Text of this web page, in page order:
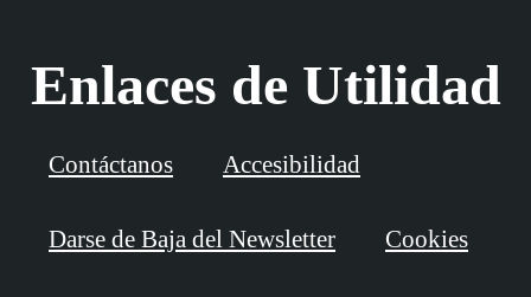
Enlaces de Utilidad
Contáctanos Accesibilidad
Darse de Baja del Newsletter Cookies